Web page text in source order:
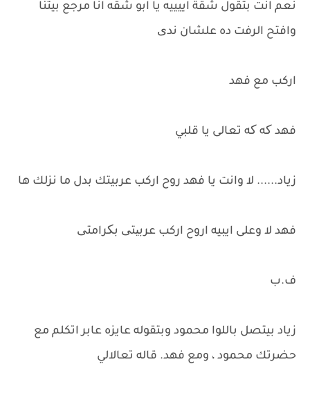
نعم انت بتقول شقة اييييه يا ابو شقه انا مرجع بيتنا
وافتح الرفت ده علشان ندی
اركب مع فهد
فهد که که تعالى يا قلبي
زياد...... لا وانت يا فهد روح اركب عربيتك بدل ما نزلك ها
فهد لا وعلى ايبيه اروح اركب عربیتی بکرامتی
ف.ب
زياد بيتصل باللوا محمود وبتقوله عايزه عابر اتكلم مع
حضرتك محمود ، ومع فهد. قاله تعالالي